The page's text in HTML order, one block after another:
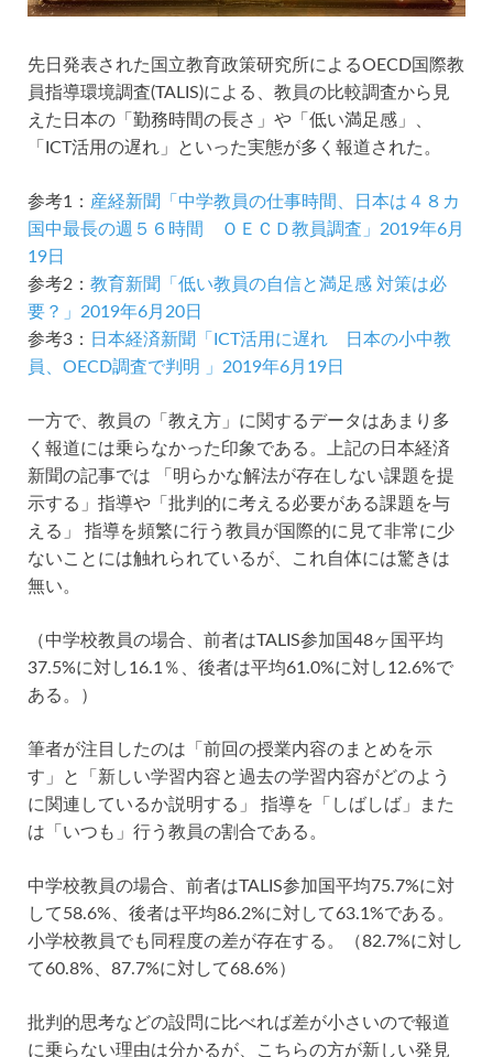
先日発表された国立教育政策研究所によるOECD国際教
員指導環境調査(TALIS)による、教員の比較調査から見
えた日本の「勤務時間の長さ」や「低い満足感」、
「ICT活用の遅れ」といった実態が多く報道された。
参考1： 産経新聞「中学教員の仕事時間、日本は４８カ
国中最長の週５６時間 ＯＥＣＤ教員調査」2019年6月
19日
参考2： 教育新聞「低い教員の自信と満足感 対策は必
要？」2019年6月20日
参考3：
日本経済新聞「ICT活用に遅れ 日本の小中教
員、OECD調査で判明 」2019年6月19日
一方で、教員の「教え方」に関するデータはあまり多
く報道には乗らなかった印象である。上記の日本経済
新聞の記事では 「明らかな解法が存在しない課題を提
示する」指導や「批判的に考える必要がある課題を与
える」 指導を頻繁に行う教員が国際的に見て非常に少
ないことには触れられているが、これ自体には驚きは
無い。
（中学校教員の場合、前者はTALIS参加国48ヶ国平均
37.5%に対し16.1％、後者は平均61.0%に対し12.6%で
ある。）
筆者が注目したのは「前回の授業内容のまとめを示
す」と「新しい学習内容と過去の学習内容がどのよう
に関連しているか説明する」 指導を「しばしば」また
は「いつも」行う教員の割合である。
中学校教員の場合、前者はTALIS参加国平均75.7%に対
して58.6%、後者は平均86.2%に対して63.1%である。
小学校教員でも同程度の差が存在する。（82.7%に対し
て60.8%、87.7%に対して68.6%）
批判的思考などの設問に比べれば差が小さいので報道
に乗らない理由は分かるが、こちらの方が新しい発見